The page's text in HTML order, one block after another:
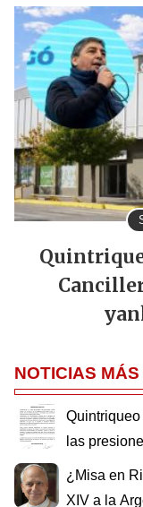
NOTICIAS
las
¿Misa en
XIV a la